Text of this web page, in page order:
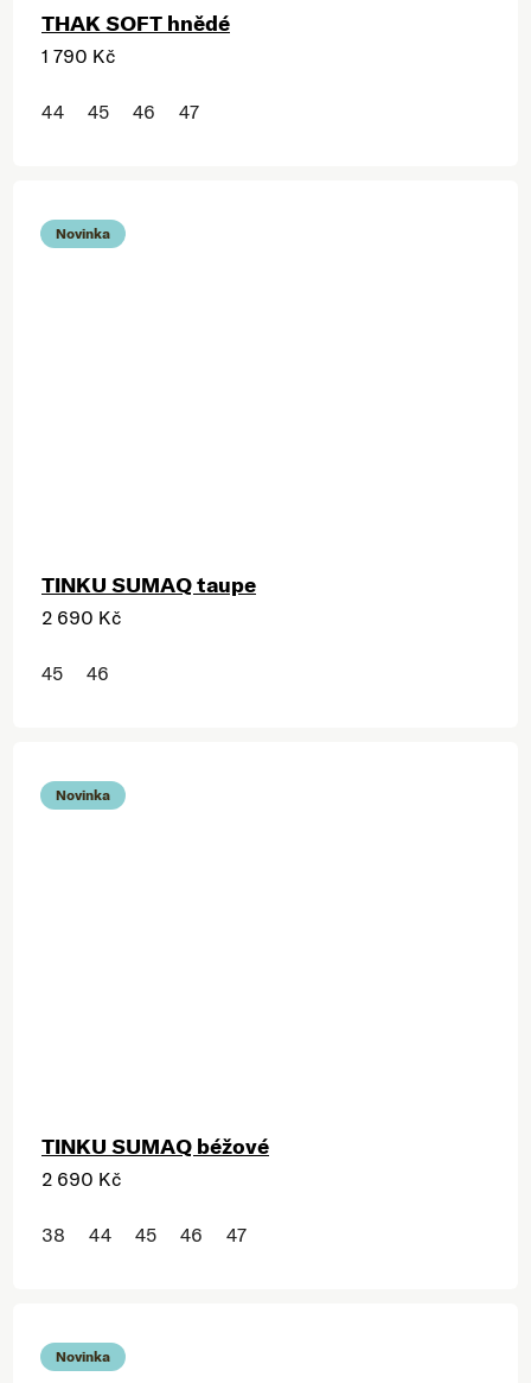
THAK SOFT hnědé
1 790 Kč
44 45 46 47
Novinka
TINKU SUMAQ taupe
2 690 Kč
45 46
Novinka
TINKU SUMAQ béžové
2 690 Kč
38 44 45 46 47
Novinka